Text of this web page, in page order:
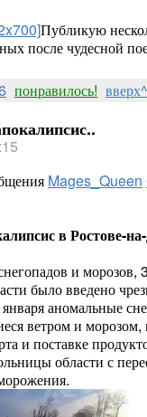
Публикую
после чудесной
понравилось! вверх^
Mages_Queen
в Ростове-
и морозов,
было введено
аномальные
ветром и морозом,
и поставке
области с